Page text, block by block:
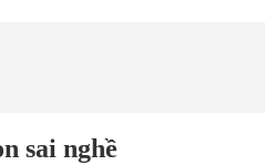
sai nghề